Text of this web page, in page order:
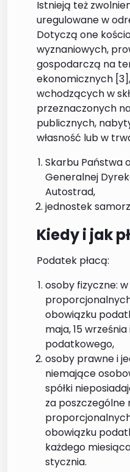
Istnieją też
uregulowane w
Dotyczą one
wyznaniowych,
gospodarczą na
ekonomicznych
wchodzących w
przeznaczonych
publicznych,
własność lub w
Skarbu Państwa
Generalnej
Autostrad,
jednostek
Kiedy i jak
Podatek płacą:
osoby fizyczne:
obowiązku
maja, 15
podatkowego,
osoby prawne i
niemające
spółki
za
obowiązku
każdego
stycznia.